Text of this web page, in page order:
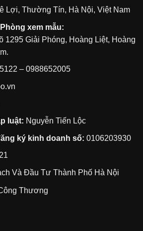
Lợi, Thường Tín, Hà Nội, Việt Nam
xem mẫu:
1295 Giải Phóng, Hoàng Liệt, Hoàng
– 0988652005
luật: Nguyễn Tiến Lộc
ký kinh doanh số: 0106203930
Và Đầu Tư Thành Phố Hà Nội